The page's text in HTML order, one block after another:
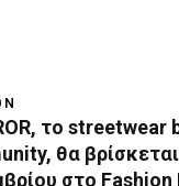
το streetwear
θα
στο